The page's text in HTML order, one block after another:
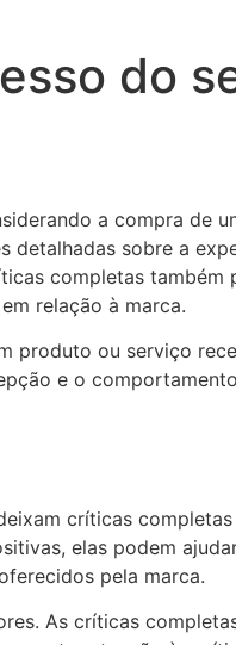
do
a compra de
detalhadas sobre a
completas também
relação à marca.
produto ou serviço
e o
críticas
elas podem
pela marca.
As críticas